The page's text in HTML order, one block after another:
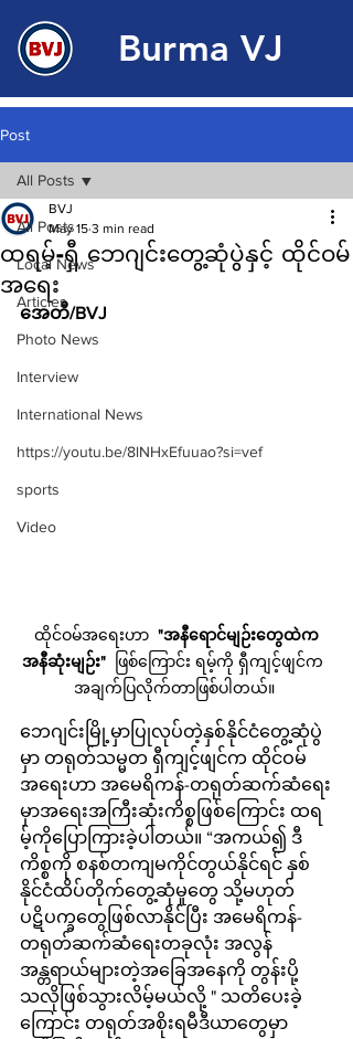
Burma VJ
Post
All Posts
Local News
Articles
Photo News
Interview
International News
https://youtu.be/8lNHxEfuuao?si=vef
sports
Video
All Posts
ထရမ့်-ရှီ ဘေဂျင်းတွေ့ဆုံပွဲနှင့် ထိုင်ဝမ်
အရေး
BVJ
May 15 3 min read
အေတီ/BVJ
ထိုင်ဝမ်အရေးဟာ "အနီရောင်မျဉ်းတွေထဲက
အနီဆုံးမျဉ်း"
ဖြစ်ကြောင်း ရမ့်ကို ရှီကျင့်ဖျင်က
အချက်ပြလိုက်တာဖြစ်ပါတယ်။
ဘေဂျင်းမြို့မှာပြုလုပ်တဲ့နှစ်နိုင်ငံတွေ့ဆုံပွဲ
မှာ တရုတ်သမ္မတ ရှီကျင့်ဖျင်က ထိုင်ဝမ်
အရေးဟာ အမေရိကန်-တရုတ်ဆက်ဆံရေး
မှာအရေးအကြီးဆုံးကိစ္စဖြစ်ကြောင်း ထရ
မ့်ကိုပြောကြားခဲ့ပါတယ်။ “အကယ်၍ ဒီ
ကိစ္စကို စနစ်တကျမကိုင်တွယ်နိုင်ရင် နှစ်
နိုင်ငံထိပ်တိုက်တွေ့ဆုံမှုတွေ သို့မဟုတ်
ပဋိပက္ခတွေဖြစ်လာနိုင်ပြီး အမေရိကန်-
တရုတ်ဆက်ဆံရေးတခုလုံး အလွန်
အန္တရာယ်များတဲ့အခြေအနေကို တွန်းပို့
သလိုဖြစ်သွားလိမ့်မယ်လို့ " သတိပေးခဲ့
ကြောင်း တရုတ်အစိုးရမီဒီယာတွေမှာ